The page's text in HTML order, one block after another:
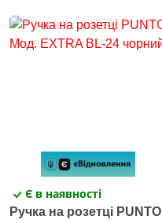
Є в наявності
Ручка на розетці PUNTO